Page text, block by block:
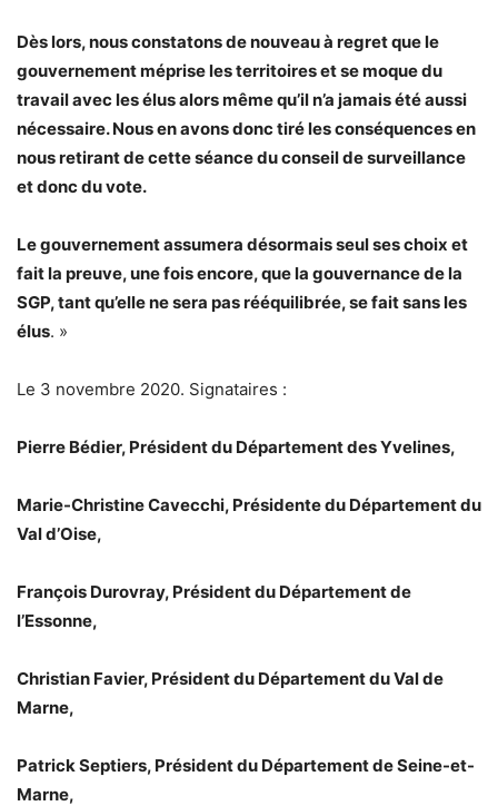
Dès lors, nous constatons de nouveau à regret que le
gouvernement méprise les territoires et se moque du
travail avec les élus alors même qu’il n’a jamais été aussi
nécessaire. Nous en avons donc tiré les conséquences en
nous retirant de cette séance du conseil de surveillance
et donc du vote.
Le gouvernement assumera désormais seul ses choix et
fait la preuve, une fois encore, que la gouvernance de la
SGP, tant qu’elle ne sera pas rééquilibrée, se fait sans les
élus. »
Le 3 novembre 2020. Signataires :
Pierre Bédier, Président du Département des Yvelines,
Marie-Christine Cavecchi, Présidente du Département du
Val d’Oise,
François Durovray, Président du Département de
l’Essonne,
Christian Favier, Président du Département du Val de
Marne,
Patrick Septiers, Président du Département de Seine-et-
Marne,